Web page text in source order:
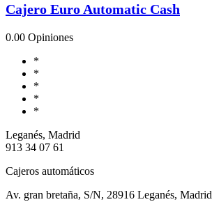
Cajero Euro Automatic Cash
0.00 Opiniones
*
*
*
*
*
Leganés, Madrid
913 34 07 61
Cajeros automáticos
Av. gran bretaña, S/N, 28916 Leganés, Madrid